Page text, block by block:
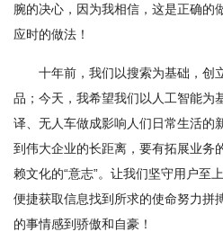
腕的决心，因为我相信，这是正确的
应时的做法！
十年前，我们以搜索为基础，创
品；今天，我希望我们以人工智能为
译、无人车做成影响人们日常生活的
到伟大企业的长距离，要有拓展业务
赖文化的“意志”。让我们坚守用户至
便捷获取信息找到所求的使命努力拼
的事情感到骄傲和自豪！